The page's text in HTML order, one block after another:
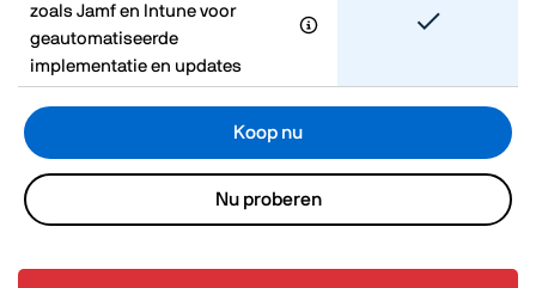
zoals Jamf en Intune voor
geautomatiseerde
implementatie en updates
Koop nu
Nu proberen